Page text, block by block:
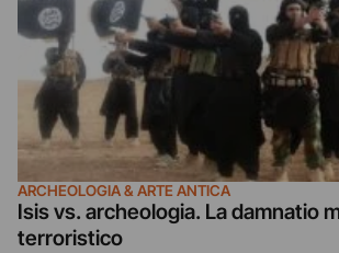
ARCHEOLOGIA & ARTE ANTICA
Isis vs. archeologia. La damnatio
terroristico